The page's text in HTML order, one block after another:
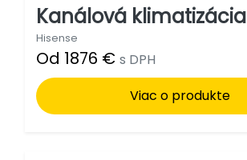
Kanálová klimatizácia
Hisense
Od 1876 € s DPH
Viac o produkte